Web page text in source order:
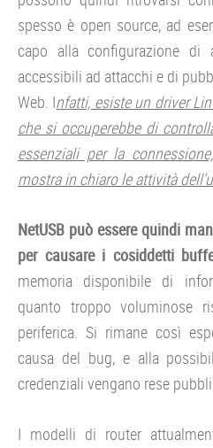
spesso è open source, ad
capo alla configurazione di
accessibili ad attacchi e di
Web. Infatti, esiste un driver
che si occuperebbe di
essenziali per la
mostra in chiaro le attività
NetUSB può essere quindi
per causare i cosiddetti
memoria disponibile di
quanto troppo voluminose
periferica. Si rimane così
causa del bug, e alla
credenziali vengano rese
I modelli di router